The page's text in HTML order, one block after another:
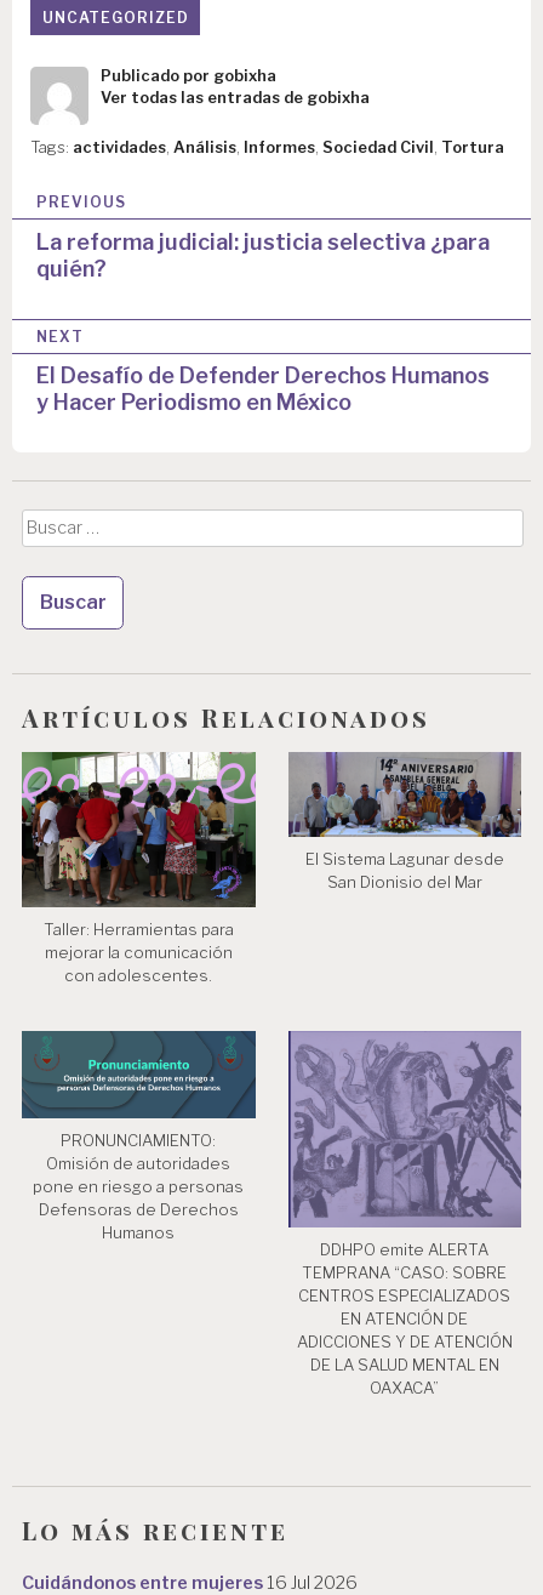
UNCATEGORIZED
Publicado por gobixha
Ver todas las entradas de gobixha
Tags: actividades, Análisis, Informes, Sociedad Civil , Tortura
N
e
g
a
i
ó
e
e
n
t
r
a
d
PREVIOUS
La reforma judicial: justicia selectiva ¿para
quién?
NEXT
El Desafío de Defender Derechos Humanos
y Hacer Periodismo en México
Buscar:
Artículos Relacionados
Taller: Herramientas para
mejorar la comunicación
con adolescentes.
El Sistema Lagunar desde
San Dionisio del Mar
PRONUNCIAMIENTO:
Omisión de autoridades
pone en riesgo a personas
Defensoras de Derechos
Humanos
DDHPO emite ALERTA
TEMPRANA “CASO: SOBRE
CENTROS ESPECIALIZADOS
EN ATENCIÓN DE
ADICCIONES Y DE ATENCIÓN
DE LA SALUD MENTAL EN
OAXACA”
Lo más reciente
Cuidándonos entre mujeres 16 Jul 2026